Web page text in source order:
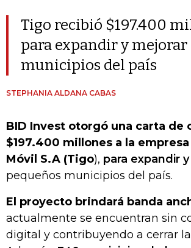
Tigo recibió $197.400
para expandir y
municipios del país
STEPHANIA ALDANA CABAS
BID Invest otorgó una carta
$197.400 millones a la
Móvil S.A (Tigo), para expandir
pequeños municipios del país.
El proyecto brindará banda
actualmente se encuentran sin
digital y contribuyendo a cerrar